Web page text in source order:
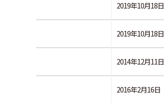
2019年10月18日
2019年10月18日
2014年12月11日
2016年2月16日